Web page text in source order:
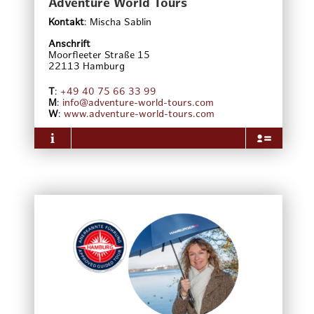
Adventure World Tours
Kontakt: Mischa Sablin
Anschrift
Moorfleeter Straße 15
22113 Hamburg
: +49 40 75 66 33 99
M : info@adventure-world-tours.com
W: www.adventure-world-tours.com
und rasant wachsendes Unternehmen in der
Sablin 2013 gegründete Unternehmen zeichnet sich
durch seine gästeorientierte, schnelle und
professionelle Arbeitsweise aus und konnte schon in
kürzester Zeit die wichtigsten Verkaufspartner für
Freizeitangebote und Aktivitäten von sich
überzeugen, wie z.B. TUI, Thomas Cook, Ameropa,
Get-Your-Guide und CTS-Eventim.
Adventure World Tours achtet auf eine hohe